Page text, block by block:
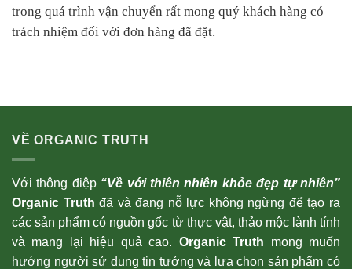
trong quá trình vận chuyển rất mong quý khách hàng có
trách nhiệm đối với đơn hàng đã đặt.
VỀ ORGANIC TRUTH
Với thông điệp “Về với thiên nhiên khỏe đẹp tự nhiên”
Organic Truth đã và đang nỗ lực không ngừng để tạo ra
các sản phẩm có nguồn gốc từ thực vật, thảo mộc lành tính
và mang lại hiệu quả cao. Organic Truth mong muốn
hướng người sử dụng tin tưởng và lựa chọn sản phẩm có